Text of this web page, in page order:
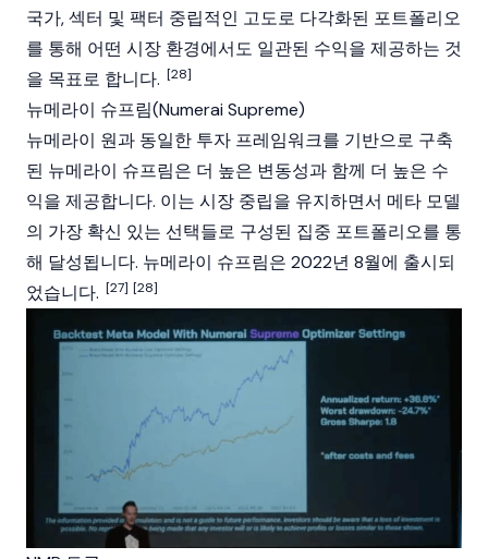
국가, 섹터 및 팩터 중립적인 고도로 다각화된 포트폴리오
를 통해 어떤 시장 환경에서도 일관된 수익을 제공하는 것
을 목표로 합니다. [28]
뉴메라이 슈프림(Numerai Supreme)
뉴메라이 원과 동일한 투자 프레임워크를 기반으로 구축
된 뉴메라이 슈프림은 더 높은 변동성과 함께 더 높은 수
익을 제공합니다. 이는 시장 중립을 유지하면서 메타 모델
의 가장 확신 있는 선택들로 구성된 집중 포트폴리오를 통
해 달성됩니다. 뉴메라이 슈프림은 2022년 8월에 출시되
었습니다. [27] [28]